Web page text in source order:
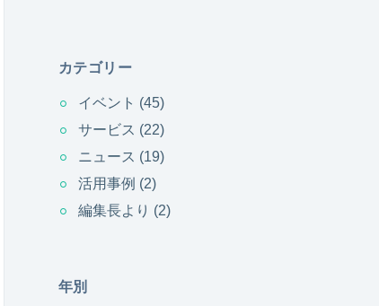
カテゴリー
イベント (45)
サービス (22)
ニュース (19)
活用事例 (2)
編集長より (2)
年別